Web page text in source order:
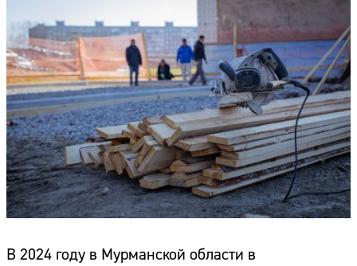
В 2024 году в Мурманской области в